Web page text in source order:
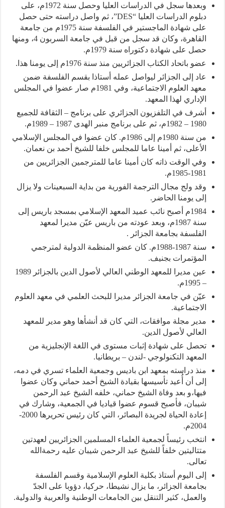
وبعدها سجل في الدراسات العليا وحصل سنة 1972م، على
دبلوم الدراسات العليا “DES”، ثم واصل دراسته حتى حصل
على شهادة الماجستير في الفلسفة سنة 1975م من جامعة
القاهرة، وكان قد سجل من قبل في جامعة السربون 4، ومنها
حصل على شهادة دكتوراه سنة 1979م.
عضو باتحاد الكتاب الجزائريين منذ سنة 1976م إلى يومنا هذا.
عاد إلى الجزائر ليواصل عمله أستاذا بقسم الفلسفة ضمن
معهد العلوم الاجتماعية، وفي 1981م صار عضوا في المجلس
الإداري لهذا المعهد.
أشرف في التلفزيون الجزائري على برنامج – الثقافة للجميع
1980 – 1982م، ثم على برنامج منبر الهدى 1987 – 1989م.
من سنة 1980م إلى 1986م. كان عضوا في المجلس الإسلامي
الأعلى، ثم أمينا عاما للمجلس خلفا للشيخ أحمد بن نعمان.
وفي الوقت ذاته كان أمينا عاما للمترجمين الجزائريين من
1981-1985م.
وقد ولج مجال الترجمة الفورية من بداية السبعينات ولا يزال
إلى يومنا الحاضر.
1984م أصبح نائب عميد المعهد الإسلامي بمسجد باريس إلى
سنة 1987م، وبعد عودته من باريس عيّن مديرا لمعهد
الفلسفة بجامعة الجزائر .
سنة 1987-1988م. كان عضو المنظمة الدولية لمترجمي
المؤتمرات بجنيف.
عين مديرا للمعهد الوطني العالي لأصول الدين بالجزائر 1989
– 1995م.
عيّن في جامعة الجزائر مديرا للبحث العلمي في معهد العلوم
الاجتماعية.
مدير مجلة موافقات، التي كان قد أنشأها وهو مدير للمعهد
العالي لأصول الدين.
تحصل على شهادة إثبات مستوى في اللغة الإنجليزية من
المعهد التكنولوجي -لندن – بريطانيا.
منذ دراسته بمعهد ابن باديس وجمعية العلماء تسري في دمه،
إلى أن أُعيد تأسيسها بقيادة الشيخ أحمد حماني وكان عضوا
فيها،و بعد وفاة الشيخ حماني، خلفه الشيخ عبد الرحمن
شيبان، فأصبح قسوم عضوا قياديا في الجمعية، وشارك في
إعادة الحياة لجريدة البصائر، التي كان رئيس تحريرها 2000-
2004م.
انتخب رئيساً لجمعية العلماء المسلمين الجزائريين لعهدتين
متتاليتين خلفاً للشيخ عبد الرحمن شيبان عليه رحمةالله
تعالى.
إلى اليوم أستاذ بكلية العلوم الإسلامية وقسم الفلسفة
بجامعة الجزائر، ما يزال نشيطا، حركيا، دؤوبا على الجدّ
والعمل، كثير التنقل بين الجامعات الوطنية والعربية والدولية.